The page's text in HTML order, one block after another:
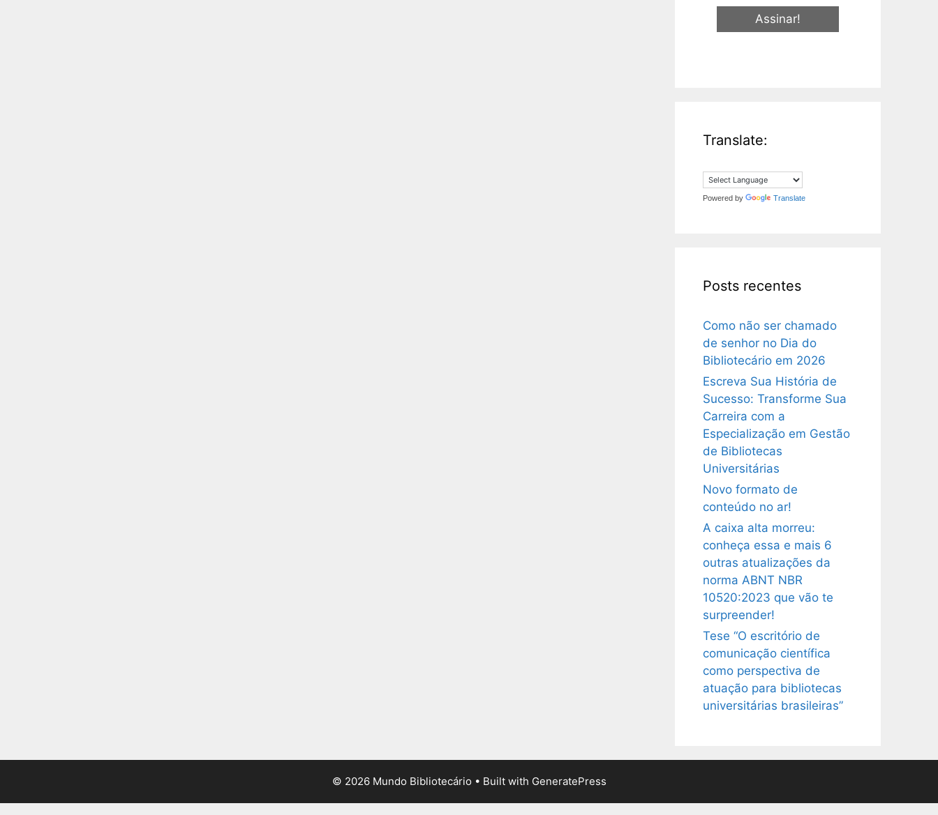
*
Translate:
Powered by Translate
Posts recentes
Como não ser chamado
de senhor no Dia do
Bibliotecário em 2026
Escreva Sua História de
Sucesso: Transforme Sua
Carreira com a
Especialização em Gestão
de Bibliotecas
Universitárias
Novo formato de
conteúdo no ar!
A caixa alta morreu:
conheça essa e mais 6
outras atualizações da
norma ABNT NBR
10520:2023 que vão te
surpreender!
Tese “O escritório de
comunicação científica
como perspectiva de
atuação para bibliotecas
universitárias brasileiras”
© 2026 Mundo Bibliotecário • Built with GeneratePress